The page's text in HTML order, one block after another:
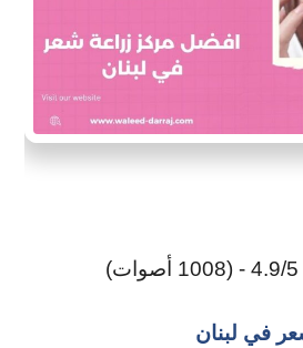
4.9/5 - (1008 أصوات)
في لبنان